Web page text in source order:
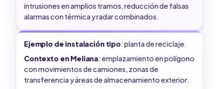
intrusiones en amplios tramos, reducción de falsas
alarmas con térmica y radar combinados.
Ejemplo de instalación tipo: planta de reciclaje.
Contexto en Meliana: emplazamiento en polígono
con movimientos de camiones, zonas de
transferencia y áreas de almacenamiento exterior.